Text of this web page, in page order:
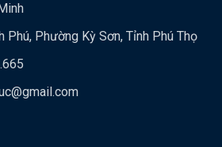
Phú, Phường Kỳ Sơn, Tỉnh Phú Thọ